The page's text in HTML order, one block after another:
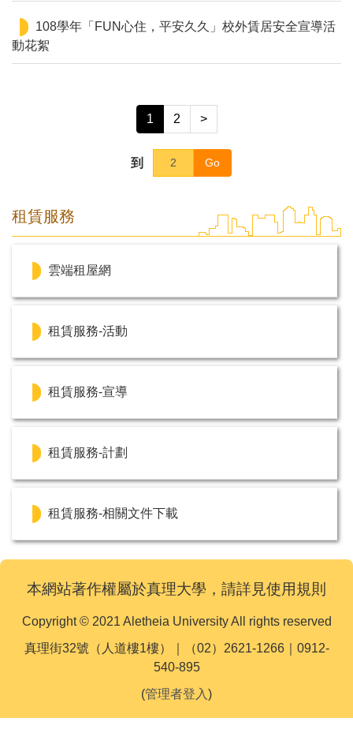
108學年「FUN心住，平安久久」校外賃居安全宣導活
動花絮
1 2 >
到 Go
租賃服務
雲端租屋網
租賃服務-活動
租賃服務-宣導
租賃服務-計劃
租賃服務-相關文件下載
本網站著作權屬於真理大學，請詳見使用規則
Copyright © 2021 Aletheia University All rights reserved
真理街32號（人道樓1樓）｜（02）2621-1266｜0912-
540-895
(管理者登入)